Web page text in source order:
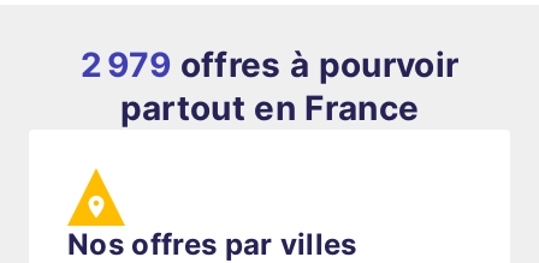
2 979 offres à pourvoir
partout en France
Nos offres par villes